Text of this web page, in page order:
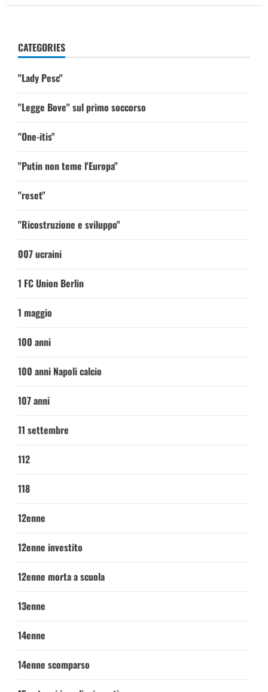
CATEGORIES
"Lady Pesc"
"Legge Bove" sul primo soccorso
"One-itis"
"Putin non teme l'Europa"
"reset"
"Ricostruzione e sviluppo"
007 ucraini
1 FC Union Berlin
1 maggio
100 anni
100 anni Napoli calcio
107 anni
11 settembre
112
118
12enne
12enne investito
12enne morta a scuola
13enne
14enne
14enne scomparso